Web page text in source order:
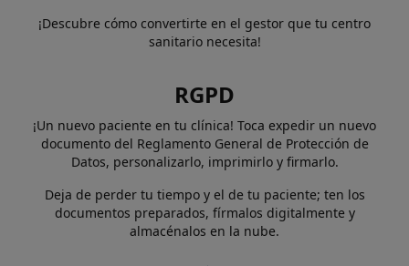
¡Descubre cómo convertirte en el gestor que tu centro
sanitario necesita!
RGPD
¡Un nuevo paciente en tu clínica! Toca expedir un nuevo
documento del Reglamento General de Protección de
Datos, personalizarlo, imprimirlo y firmarlo.
Deja de perder tu tiempo y el de tu paciente; ten los
documentos preparados, fírmalos digitalmente y
almacénalos en la nube.